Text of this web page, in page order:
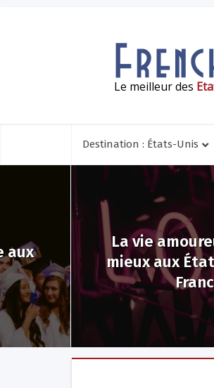
Le meilleur des
Destination : États-Unis
aux
La vie
mieux aux